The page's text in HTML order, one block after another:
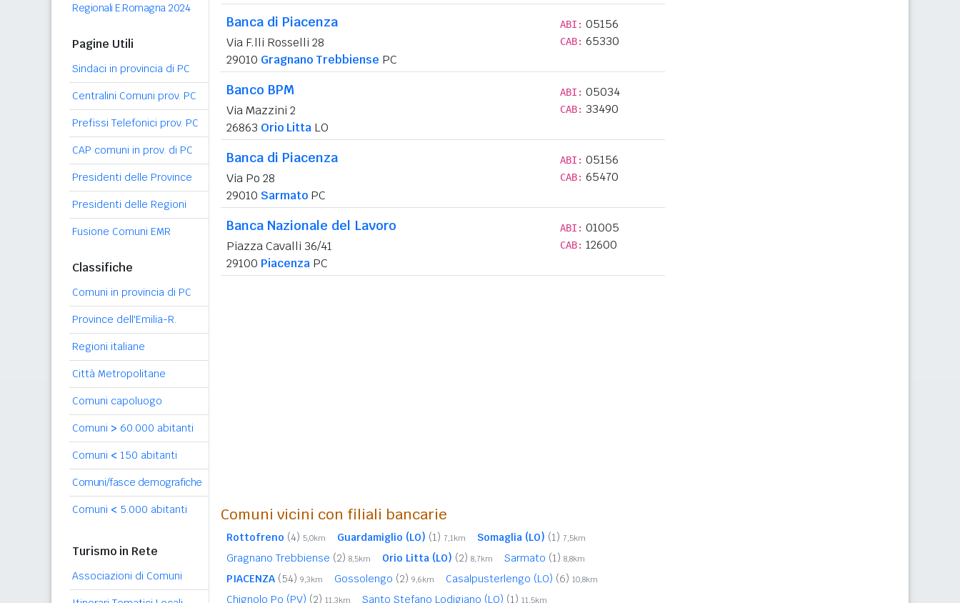
Regionali E.Romagna 2024
Pagine Utili
Sindaci in provincia di PC
Centralini Comuni prov. PC
Prefissi Telefonici prov. PC
CAP comuni in prov. di PC
Presidenti delle Province
Presidenti delle Regioni
Fusione Comuni EMR
Classifiche
Comuni in provincia di PC
Province dell'Emilia-R.
Regioni italiane
Città Metropolitane
Comuni capoluogo
Comuni > 60.000 abitanti
Comuni < 150 abitanti
Comuni/fasce demografiche
Comuni < 5.000 abitanti
Turismo in Rete
Associazioni di Comuni
Banca di Piacenza
Via F.lli Rosselli 28
29010 Gragnano Trebbiense PC
ABI: 05156
CAB: 65330
Banco BPM
Via Mazzini 2
26863 Orio Litta LO
ABI: 05034
CAB: 33490
Banca di Piacenza
Via Po 28
29010 Sarmato PC
ABI: 05156
CAB: 65470
Banca Nazionale del Lavoro
Piazza Cavalli 36/41
29100 Piacenza PC
ABI: 01005
CAB: 12600
Comuni vicini con filiali bancarie
Rottofreno (4) 5,0km Guardamiglio (LO) (1) 7,1km Somaglia (LO) (1) 7,5km
Gragnano Trebbiense (2) 8,5km Orio Litta (LO) (2) 8,7km Sarmato (1) 8,8km
PIACENZA (54) 9,3km Gossolengo (2) 9,6km Casalpusterlengo (LO) (6) 10,8km
Chignolo Po (PV) (2) 11,3km Santo Stefano Lodigiano (LO) (1) 11,5km